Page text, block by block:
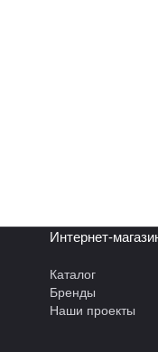
Интернет-
Каталог
Бренды
Наши проекты